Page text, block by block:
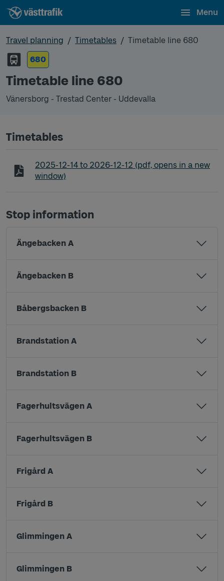
Menu
Travel planning Timetables
Timetable line 680
680
Timetable line 680
Vänersborg - Trestad Center - Uddevalla
Timetables
Timetable line 680 Vänersborg - Trestad Center -
2025-12-14 to 2026-12-12 (pdf, opens in a new
window)
Stop information
Ängebacken A
Ängebacken B
Båbergsbacken B
Brandstation A
Brandstation B
Fagerhultsvägen A
Fagerhultsvägen B
Frigård A
Frigård B
Glimmingen A
Glimmingen B